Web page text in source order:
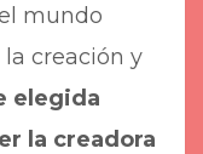
mundo
creación y
elegida
la creadora